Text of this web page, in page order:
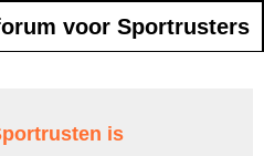
voor Sportrusters
is